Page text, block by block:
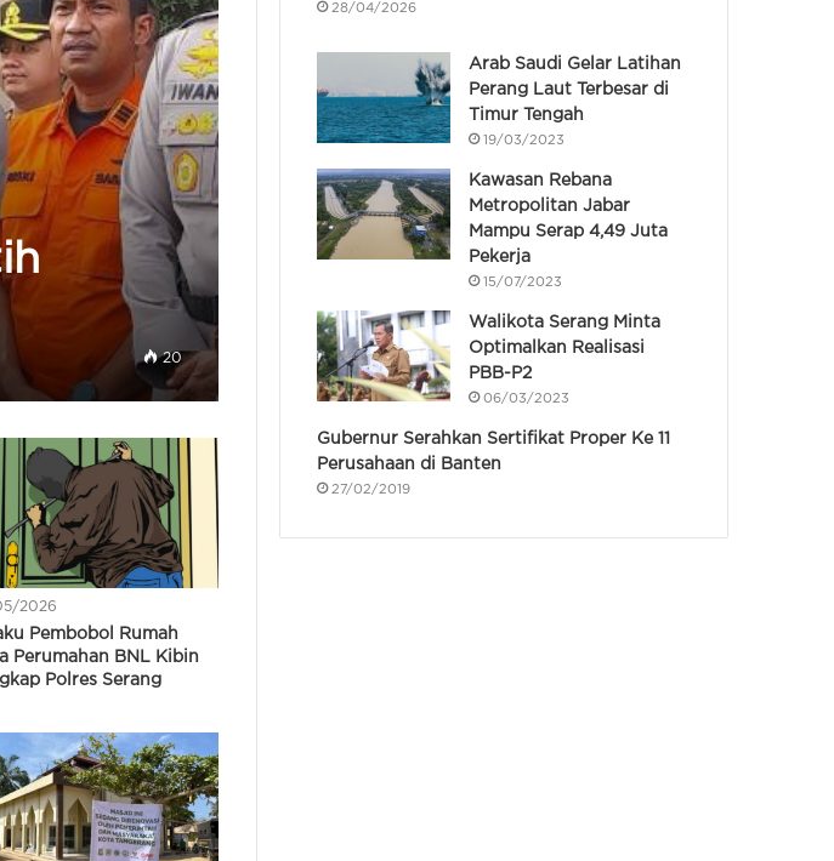
20
2026
Pembobol Rumah
Perumahan BNL Kibin
Polres Serang
28/04/2026
Arab Saudi Gelar Latihan
Perang Laut Terbesar di
Timur Tengah
19/03/2023
Kawasan Rebana
Metropolitan Jabar
Mampu Serap 4,49 Juta
Pekerja
15/07/2023
Walikota Serang Minta
Optimalkan Realisasi
PBB-P2
06/03/2023
Gubernur Serahkan Sertifikat Proper Ke 11
Perusahaan di Banten
27/02/2019